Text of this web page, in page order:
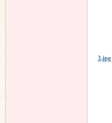
3.jpg